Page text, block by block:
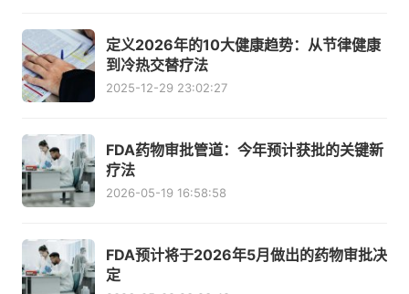
定义2026年的10大健康趋势：从节律健康
到冷热交替疗法
2025-12-29 23:02:27
FDA药物审批管道：今年预计获批的关键新
疗法
2026-05-19 16:58:58
FDA预计将于2026年5月做出的药物审批决
定